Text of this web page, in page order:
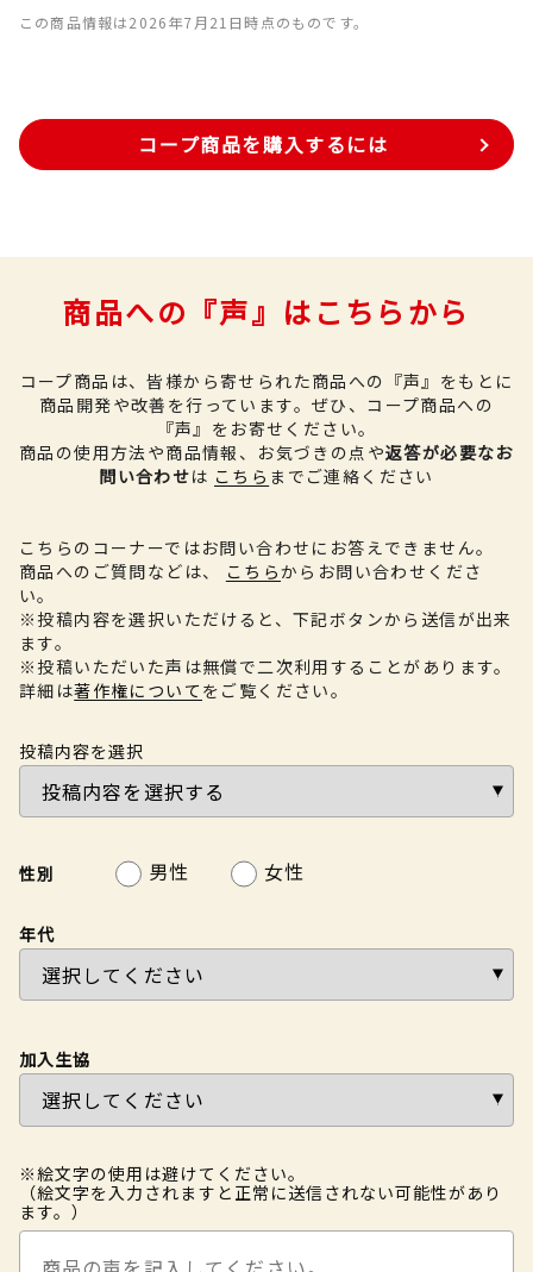
この商品情報は2026年7月21日時点のものです。
コープ商品を購入するには
商品への『声』はこちらから
コープ商品は、皆様から寄せられた商品への『声』をもとに
商品開発や改善を行っています。 ぜひ、コープ商品への
『声』をお寄せください。
商品の使用方法や商品情報、お気づきの点や返答が必要なお
問い合わせは こちら までご連絡ください
こちらのコーナーではお問い合わせにお答えできません。
商品へのご質問などは、
こちらからお問い合わせくださ
い。
※投稿内容を選択いただけると、下記ボタンから送信が出来
ます。
※投稿いただいた声は無償で二次利用することがあります。
詳細は著作権について をご覧ください。
投稿内容を選択
性別 男性 女性
年代
加入生協
※絵文字の使用は避けてください。
（絵文字を入力されますと正常に送信されない可能性があり
ます。）